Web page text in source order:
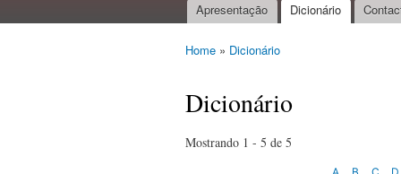
Main menu
Apresentação Dicionário
Home » Dicionário
Dicionário
Mostrando 1 - 5 de 5